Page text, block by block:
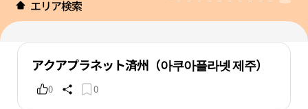
エリア検索
アクアプラネット済州（아쿠아플라넷 제주）
0 0